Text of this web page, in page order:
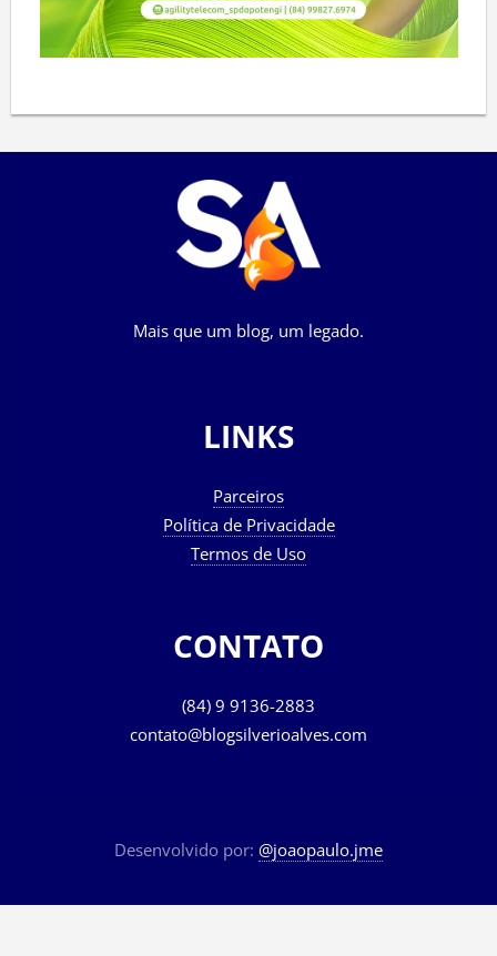
Mais que um blog, um legado.
LINKS
Parceiros
Política de Privacidade
Termos de Uso
CONTATO
(84) 9 9136-2883
contato@blogsilverioalves.com
Desenvolvido por: @joaopaulo.jme